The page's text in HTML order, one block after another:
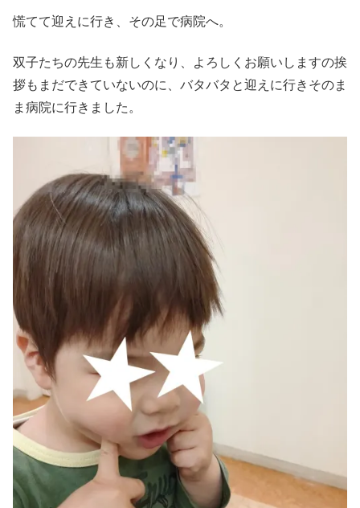
慌てて迎えに行き、その足で病院へ。
双子たちの先生も新しくなり、よろしくお願いしますの挨
拶もまだできていないのに、バタバタと迎えに行きそのま
ま病院に行きました。